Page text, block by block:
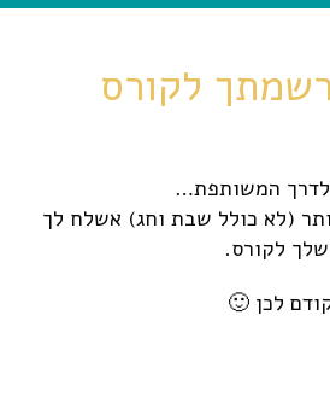
לקורס
לדרך המשותפת…
היותר (לא כולל שבת וחג) אשלח לך
לקורס.
לכן 🙂